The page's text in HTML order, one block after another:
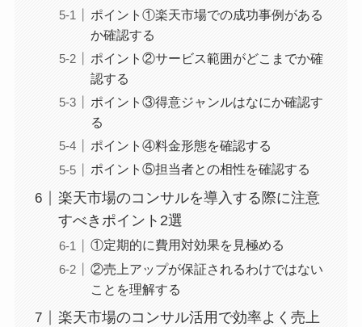
ポイント①楽天市場での成功事例がある
か確認する
ポイント②サービス範囲がどこまでか確
認する
ポイント③得意ジャンルはなにか確認す
る
ポイント④料金形態を確認する
ポイント⑤担当者との相性を確認する
楽天市場のコンサルを導入する際に注意
すべきポイント2選
①定期的に費用対効果を見極める
②売上アップが保証されるわけではない
ことを理解する
楽天市場のコンサル活用で効率よく売上